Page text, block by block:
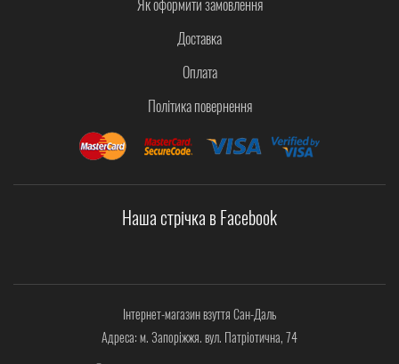
Доставка
Оплата
Політика повернення
Наша стрічка в Facebook
Інтернет-магазин взуття Сан-Даль
Адреса: м. Запоріжжя. вул. Патріотична, 74